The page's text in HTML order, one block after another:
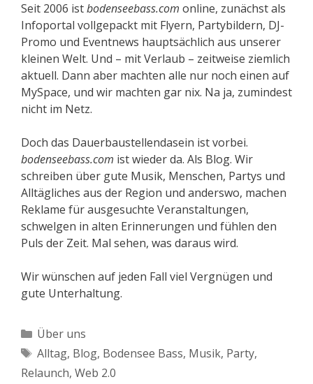
Seit 2006 istbodenseebass.com online, zunächst als
Infoportal vollgepackt mit Flyern, Partybildern, DJ-
Promo und Eventnews hauptsächlich aus unserer
kleinen Welt. Und – mit Verlaub – zeitweise ziemlich
aktuell. Dann aber machten alle nur noch einen auf
MySpace, und wir machten gar nix. Na ja, zumindest
nicht im Netz.
Doch das Dauerbaustellendasein ist vorbei.
bodenseebass.com ist wieder da. Als Blog. Wir
schreiben über gute Musik, Menschen, Partys und
Alltägliches aus der Region und anderswo, machen
Reklame für ausgesuchte Veranstaltungen,
schwelgen in alten Erinnerungen und fühlen den
Puls der Zeit. Mal sehen, was daraus wird.
Wir wünschen auf jeden Fall viel Vergnügen und
gute Unterhaltung.
Kategorien
Über uns
Schlagwörter
Alltag, Blog, Bodensee Bass, Musik, Party,
Relaunch, Web 2.0